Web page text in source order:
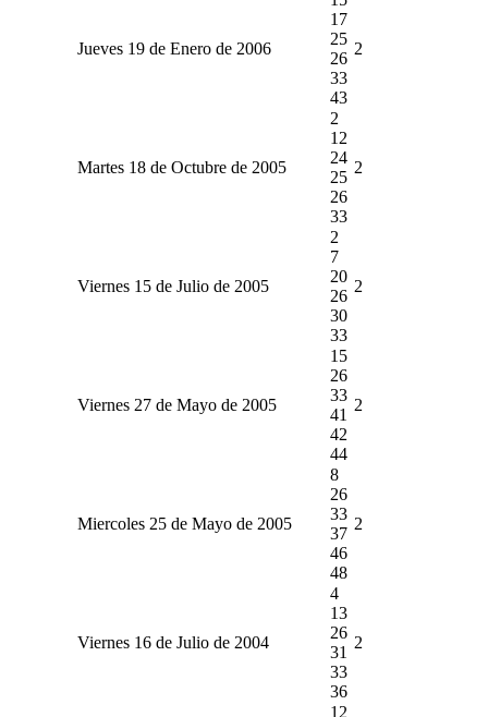
Jueves 19 de Enero de 2006
17
25
26
33
43
2
Martes 18 de Octubre de 2005
2
12
24
25
26
33
2
Viernes 15 de Julio de 2005
2
7
20
26
30
33
2
Viernes 27 de Mayo de 2005
15
26
33
41
42
44
2
Miercoles 25 de Mayo de 2005
8
26
33
37
46
48
2
Viernes 16 de Julio de 2004
4
13
26
31
33
36
2
12